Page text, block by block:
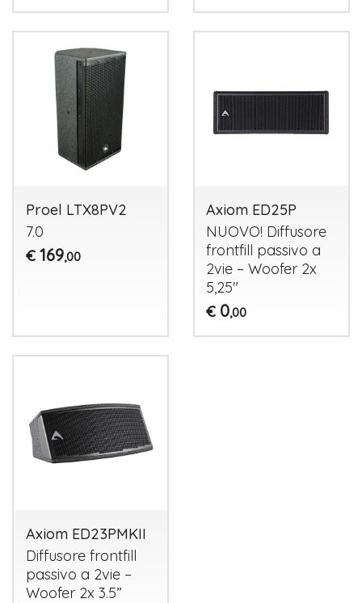
Proel LTX8PV2
7.0
€ 169,00
Axiom ED25P
NUOVO! Diffusore
frontfill passivo a
2vie – Woofer 2x
5,25"
€ 0,00
Axiom ED23PMKII
Diffusore frontfill
passivo a 2vie –
Woofer 2x 3.5”